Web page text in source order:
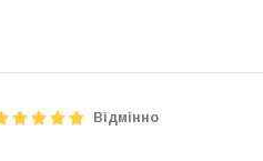
Відмінно